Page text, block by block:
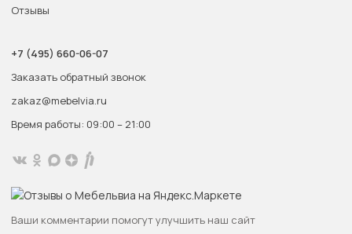
Отзывы
+7 (495) 660-06-07
Заказать обратный звонок
zakaz@mebelvia.ru
Время работы: 09:00 – 21:00
Ваши комментарии помогут улучшить наш сайт